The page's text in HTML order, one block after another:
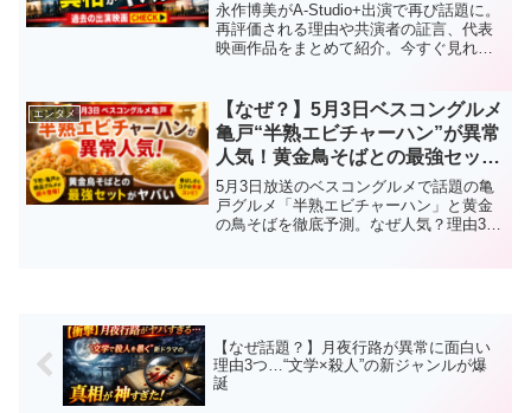
バい
永作博美がA-Studio+出演で再び話題に。
再評価される理由や共演者の証言、代表
映画作品をまとめて紹介。今すぐ見れる
エンタメ
【なぜ？】5月3日ベスコングルメ
亀戸“半熟エビチャーハン”が異常
人気！黄金鳥そばとの最強セット
がヤバい
5月3日放送のベスコングルメで話題の亀
戸グルメ「半熟エビチャーハン」と黄金
の鳥そばを徹底予測。なぜ人気？理由3つ
【なぜ話題？】月夜行路が異常に面白い
理由3つ…“文学×殺人”の新ジャンルが爆
誕